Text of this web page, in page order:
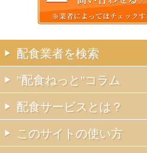
配食業者を検索
"配食ねっと"コラム
配食サービスとは？
このサイトの使い方